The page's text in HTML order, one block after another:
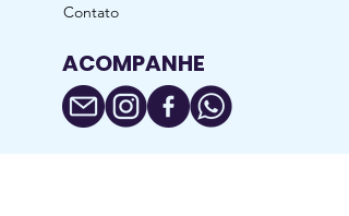
Contato
ACOMPANHE